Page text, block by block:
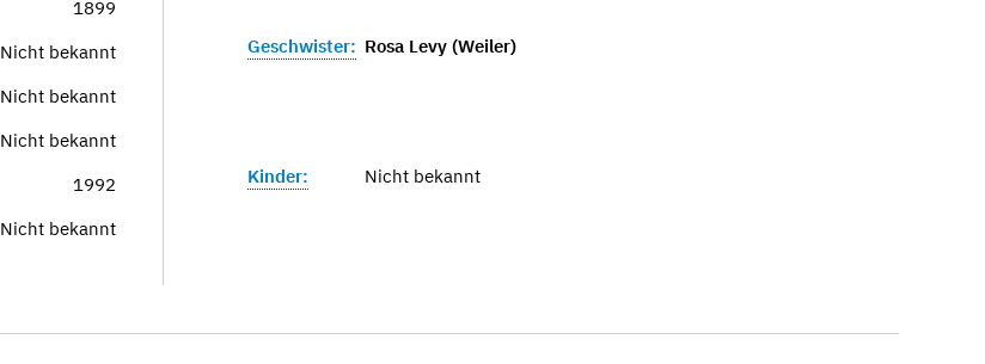
1899
Nicht bekannt
Nicht bekannt
Nicht bekannt
1992
Nicht bekannt
Geschwister: Rosa Levy (Weiler)
Kinder: Nicht bekannt